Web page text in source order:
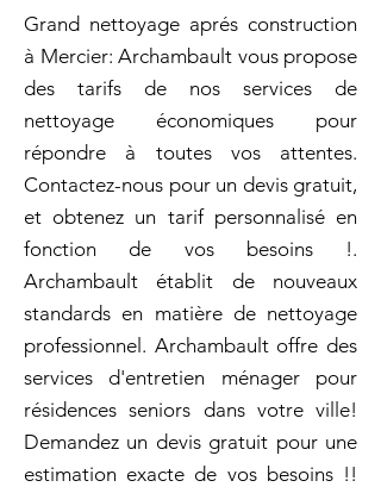
Grand nettoyage aprés construction
à Mercier: Archambault vous propose
des tarifs de nos services de
nettoyage économiques pour
répondre à toutes vos attentes.
Contactez-nous pour un devis gratuit,
et obtenez un tarif personnalisé en
fonction de vos besoins !.
Archambault établit de nouveaux
standards en matière de nettoyage
professionnel. Archambault offre des
services d'entretien ménager pour
résidences seniors dans votre ville!
Demandez un devis gratuit pour une
estimation exacte de vos besoins !!